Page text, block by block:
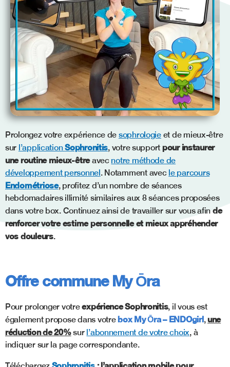
Prolongez votre expérience de sophrologieet de mieux-être
sur l’applicationSophronitis, votre support pour instaurer
une routine mieux-êtreavec notre méthode de
développement personnel. Notamment avec le parcours
Endométriose, profitez d’un nombre de séances
hebdomadaires illimité similaires aux 8 séances proposées
dans votre box. Continuez ainsi de travailler sur vous afin de
renforcer votre estime personnelle et mieux appréhender
vos douleurs.
Offre commune My Ōra
Pour prolonger votreexpérience Sophronitis, il vous est
également propose dans votrebox My Ōra – ENDOgirl,une
réduction de 20%sur l’abonnement de votre choix, à
indiquer sur la page correspondante.
Sophronitis: l’application mobile pour